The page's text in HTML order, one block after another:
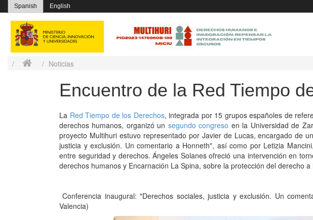
Spanish English
Noticias
Encuentro de la Red Tiempo
La Red Tiempo de los Derechos, integrada por 15 grupos españoles de
derechos humanos, organizó un segundo congreso en la Universidad de
proyecto Multihuri estuvo representado por Javier de Lucas, encargado de
justicia y exclusión. Un comentario a Honneth", así como por Letizia
entre seguridad y derechos. Ángeles Solanes ofreció una intervención en
derechos humanos y Encarnación La Spina, sobre la protección del derecho
Conferencia inaugural: "Derechos sociales, justicia y exclusión. Un
Valencia)